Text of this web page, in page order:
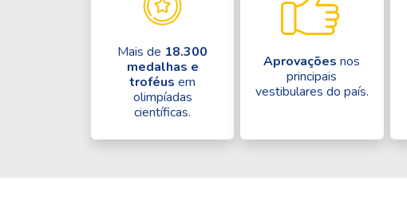
Mais de 18.300
medalhas e
troféus em
olimpíadas
científicas.
Aprovações nos
principais
vestibulares do país.